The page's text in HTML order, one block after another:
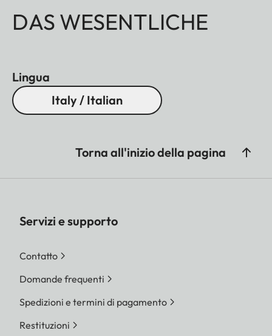
DAS WESENTLICHE
Lingua
Italy / Italian
Torna all'inizio della pagina
Servizi e supporto
Contatto
Domande frequenti
Spedizioni e termini di pagamento
Restituzioni